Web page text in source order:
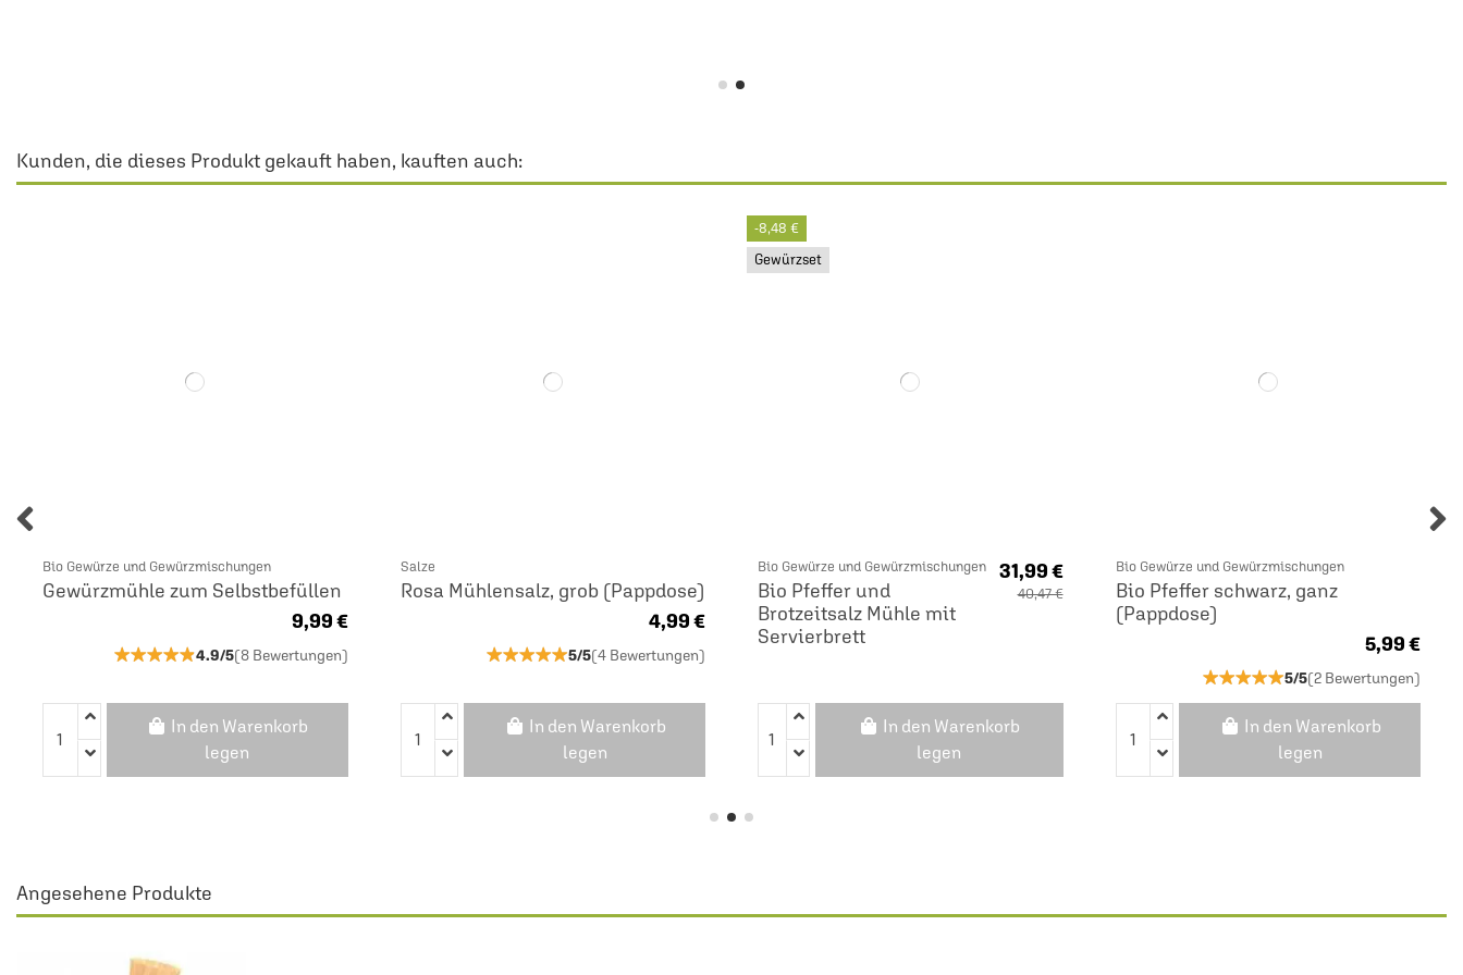
Kunden, die dieses Produkt gekauft haben, kauften auch:
Bio Gewürze und Gewürzmischungen
Gewürzmühle zum Selbstbefüllen
9,99 €
★★★★★
★★★★★4.9/5(8 Bewertungen)
In den Warenkorb
legen
Salze
Rosa Mühlensalz, grob (Pappdose)
4,99 €
★★★★★
★★★★★5/5(4 Bewertungen)
In den Warenkorb
legen
-8,48 €
Gewürzset
Bio Gewürze und Gewürzmischungen
Bio Pfeffer und
Brotzeitsalz Mühle mit
Servierbrett
31,99 €
40,47 €
In den Warenkorb
legen
Bio Gewürze und Gewürzmischungen
Bio Pfeffer schwarz, ganz
(Pappdose)
5,99 €
★★★★★
★★★★★5/5(2 Bewertungen)
In den Warenkorb
legen
Angesehene Produkte